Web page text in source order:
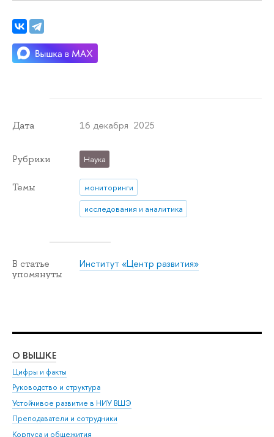
Дата 16 декабря 2025
Рубрики Наука
Темы
мониторинги
исследования и аналитика
В статье
упомянуты
Институт «Центр развития»
О ВЫШКЕ
Цифры и факты
Руководство и структура
Устойчивое развитие в НИУ ВШЭ
Преподаватели и сотрудники
Корпуса и общежития